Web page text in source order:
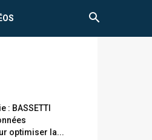
: BASSETTI
optimiser la...